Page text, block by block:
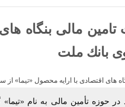
مالی بنگاه های
بانك ملت
حوزه تأمین مالی به نام